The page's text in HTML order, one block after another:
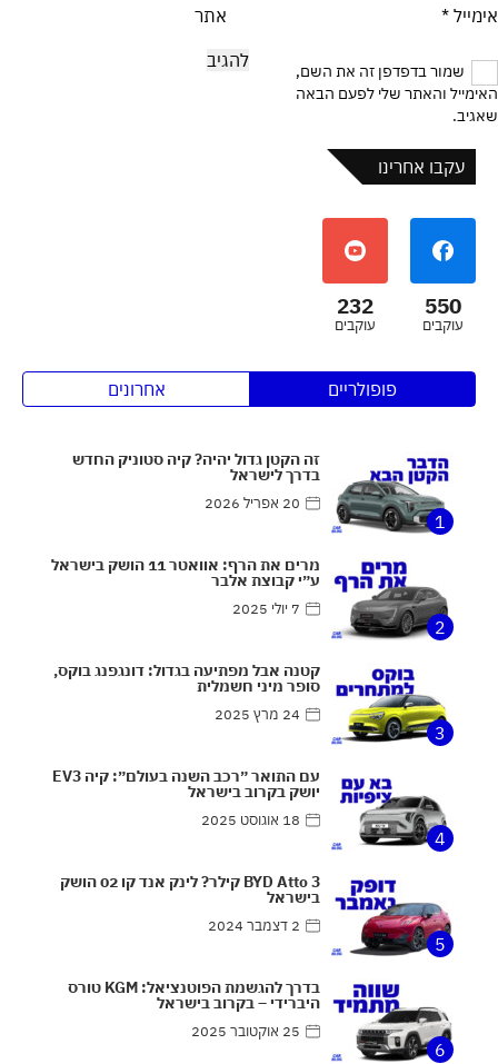
אימייל * אתר
שמור בדפדפן זה את השם,
האימייל והאתר שלי לפעם הבאה
שאגיב.
עקבו אחרינו
550
עוקבים
232
עוקבים
פופולריים אחרונים
1
זה הקטן גדול יהיה? קיה סטוניק החדש
בדרך לישראל
20 אפריל 2026
2
מרים את הרף: אוואטר 11 הושק בישראל
ע״י קבוצת אלבר
7 יולי 2025
3
קטנה אבל מפתיעה בגדול: דונגפנג בוקס,
סופר מיני חשמלית
24 מרץ 2025
4
עם התואר ״רכב השנה בעולם״: קיה EV3
יושק בקרוב בישראל
18 אוגוסט 2025
5
BYD Atto 3 קילר? לינק אנד קו 02 הושק
בישראל
2 דצמבר 2024
6
בדרך להגשמת הפוטנציאל: KGM טורס
היברידי – בקרוב בישראל
25 אוקטובר 2025